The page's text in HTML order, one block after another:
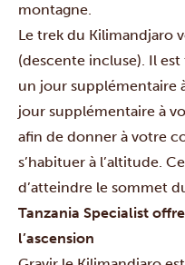
montagne.
Le trek du Kilimandjaro
(descente incluse). Il
un jour supplémentaire
jour supplémentaire à
afin de donner à votre
s’habituer à l’altitude.
d’atteindre le sommet
Tanzania Specialist
l’ascension